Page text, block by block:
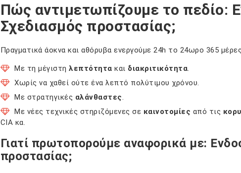
Πώς αντιμετωπίζουμε το πεδίο:
Σχεδιασμός προστασίας;
Πραγματικά άοκνα και αθόρυβα ενεργούμε 24h το 24ωρο 365
Με τη μέγιστη λεπτότητα και διακριτικότητα.
Χωρίς να χαθεί ούτε ένα λεπτό πολύτιμου χρόνου.
Με στρατηγικές αλάνθαστες.
Με νέες τεχνικές στηριζόμενες σε καινοτομίες από τις
CIA κα.
Γιατί πρωτοπορούμε αναφορικά με:
προστασίας;